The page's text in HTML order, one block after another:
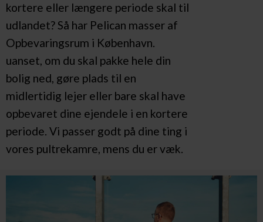
kortere eller længere periode skal til
udlandet? Så har Pelican masser af
Opbevaringsrum i København.
uanset, om du skal pakke hele din
bolig ned, gøre plads til en
midlertidig lejer eller bare skal have
opbevaret dine ejendele i en kortere
periode. Vi passer godt på dine ting i
vores pultrekamre, mens du er væk.